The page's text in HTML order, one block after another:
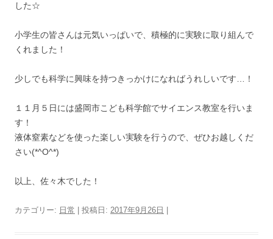
した☆
小学生の皆さんは元気いっぱいで、積極的に実験に取り組んで
くれました！
少しでも科学に興味を持つきっかけになればうれしいです…！
１１月５日には盛岡市こども科学館でサイエンス教室を行いま
す！
液体窒素などを使った楽しい実験を行うので、ぜひお越しくだ
さい(*^O^*)
以上、佐々木でした！
カテゴリー: 日常 | 投稿日: 2017年9月26日